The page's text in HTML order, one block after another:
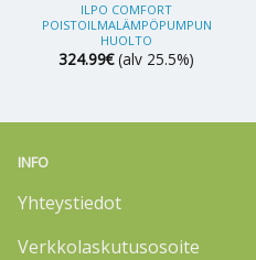
ILPO COMFORT
POISTOILMALÄMPÖPUMPUN
HUOLTO
324.99€ (alv 25.5%)
INFO
Yhteystiedot
Verkkolaskutusosoite